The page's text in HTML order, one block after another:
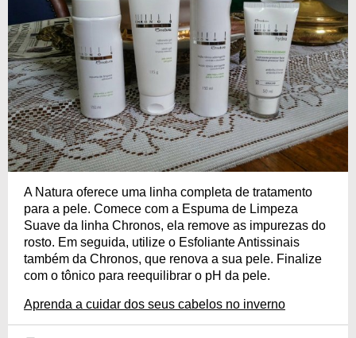
A Natura oferece uma linha completa de tratamento
para a pele. Comece com a Espuma de Limpeza
Suave da linha Chronos, ela remove as impurezas do
rosto. Em seguida, utilize o Esfoliante Antissinais
também da Chronos, que renova a sua pele. Finalize
com o tônico para reequilibrar o pH da pele.
Aprenda a cuidar dos seus cabelos no inverno